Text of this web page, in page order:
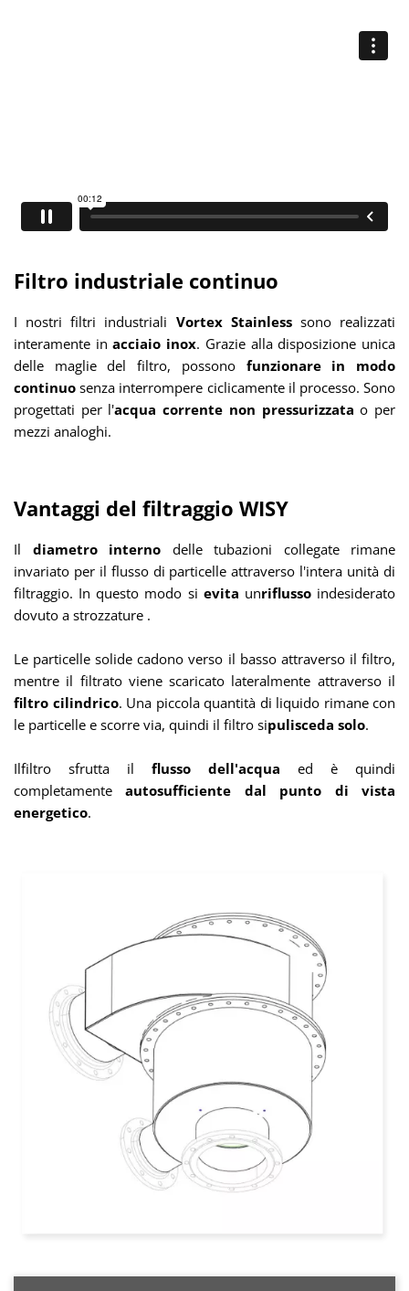
Filtro industriale continuo
I nostri filtri industriali Vortex Stainlesssono realizzati
interamente inacciaio inox. Grazie alla disposizione unica
delle maglie del filtro, possono funzionare in modo
continuo senza interrompere ciclicamente il processo. Sono
progettati per l'acqua corrente non pressurizzata o per
mezzi analoghi.
Vantaggi del filtraggio WISY
Il diametro interno delle tubazioni collegate rimane
invariato per il flusso di particelle attraverso l'intera unità di
filtraggio. In questo modo si evita unriflussoindesiderato
dovuto a strozzature .
Le particelle solide cadono verso il basso attraverso il filtro,
mentre il filtrato viene scaricato lateralmente attraverso il
filtro cilindrico. Una piccola quantità di liquido rimane con
le particelle e scorre via, quindi il filtro sipulisceda solo.
Ilfiltro sfrutta il flusso dell'acqua ed è quindi
completamenteautosufficiente dal punto di vista
energetico.